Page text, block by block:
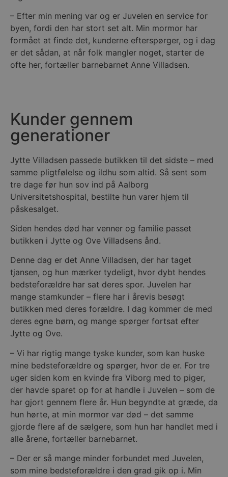
– Efter min mening var og er Juvelen en service for
byen, fordi den har stort set alt. Min mormor har
formået at finde det, kunderne efterspørger, og i dag
er det sådan, at når folk mangler noget, starter de
ofte her, fortæller barnebarnet Anne Villadsen.
Kunder gennem
generationer
Jytte Villadsen passede butikken til det sidste – med
samme pligtfølelse og ildhu som altid. Så sent som
tre dage før hun sov ind på Aalborg
Universitetshospital, bestilte hun varer hjem til
påskesalget.
Siden hendes død har venner og familie passet
butikken i Jytte og Ove Villadsens ånd.
Denne dag er det Anne Villadsen, der har taget
tjansen, og hun mærker tydeligt, hvor dybt hendes
bedsteforældre har sat deres spor. Juvelen har
mange stamkunder – flere har i årevis besøgt
butikken med deres forældre. I dag kommer de med
deres egne børn, og mange spørger fortsat efter
Jytte og Ove.
– Vi har rigtig mange tyske kunder, som kan huske
mine bedsteforældre og spørger, hvor de er. For tre
uger siden kom en kvinde fra Viborg med to piger,
der havde sparet op for at handle i Juvelen – som de
har gjort gennem flere år. Hun begyndte at græde, da
hun hørte, at min mormor var død – det samme
gjorde flere af de sælgere, som hun har handlet med i
alle årene, fortæller barnebarnet.
– Der er så mange minder forbundet med Juvelen,
som mine bedsteforældre i den grad gik op i. Min